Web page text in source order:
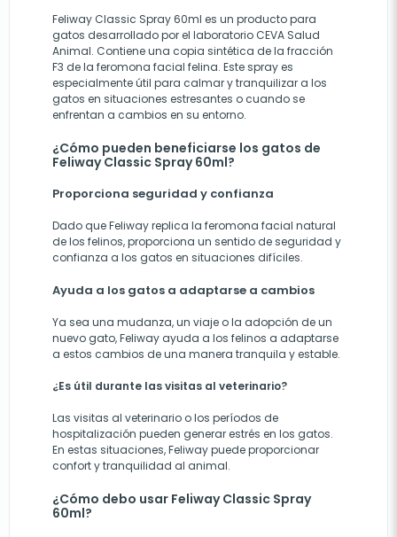
Feliway Classic Spray 60ml es un producto para
gatos desarrollado por el laboratorio CEVA Salud
Animal. Contiene una copia sintética de la fracción
F3 de la feromona facial felina. Este spray es
especialmente útil para calmar y tranquilizar a los
gatos en situaciones estresantes o cuando se
enfrentan a cambios en su entorno.
¿Cómo pueden beneficiarse los gatos de
Feliway Classic Spray 60ml?
Proporciona seguridad y confianza
Dado que Feliway replica la feromona facial natural
de los felinos, proporciona un sentido de seguridad y
confianza a los gatos en situaciones difíciles.
Ayuda a los gatos a adaptarse a cambios
Ya sea una mudanza, un viaje o la adopción de un
nuevo gato, Feliway ayuda a los felinos a adaptarse
a estos cambios de una manera tranquila y estable.
¿Es útil durante las visitas al veterinario?
Las visitas al veterinario o los períodos de
hospitalización pueden generar estrés en los gatos.
En estas situaciones, Feliway puede proporcionar
confort y tranquilidad al animal.
¿Cómo debo usar Feliway Classic Spray
60ml?